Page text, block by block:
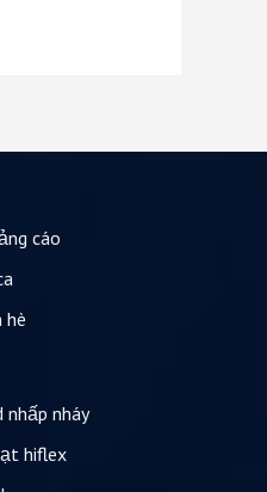
cáo
hè
nhấp nháy
hiflex